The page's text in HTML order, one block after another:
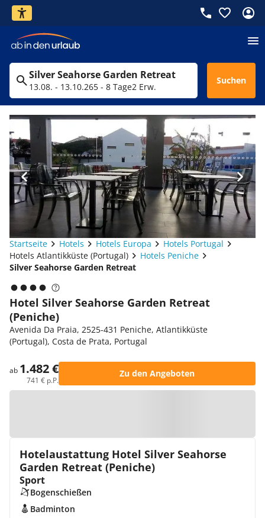
Silver Seahorse Garden Retreat
13.08. - 13.10.265 - 8 Tage2 Erw.
Suchen
Startseite Hotels Hotels Europa
Hotels Portugal
Hotels Atlantikküste (Portugal)
Hotels Peniche
Silver Seahorse Garden Retreat
Hotel Silver Seahorse Garden Retreat
(Peniche)
Avenida Da Praia, 2525-431 Peniche, Atlantikküste
(Portugal), Costa de Prata, Portugal
ab 1.482 €
741 € p.P.
Zu den Angeboten
Hotelaustattung Hotel Silver Seahorse
Garden Retreat (Peniche)
Sport
Bogenschießen
Badminton